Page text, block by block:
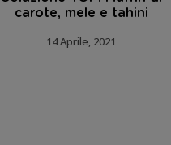
carote, mele e tahini
14 Aprile, 2021